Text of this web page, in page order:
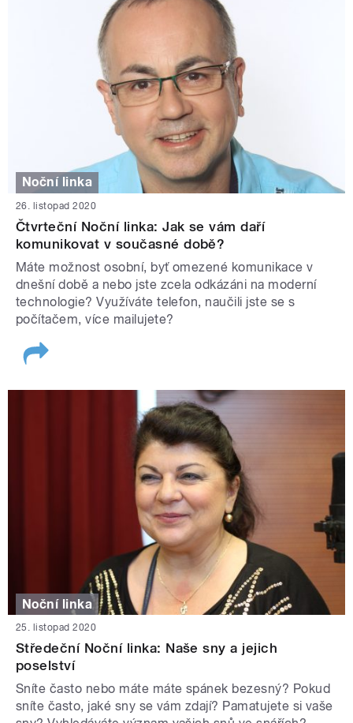
Noční linka
26. listopad 2020
Čtvrteční Noční linka: Jak se vám daří
komunikovat v současné době?
Máte možnost osobní, byť omezené komunikace v
dnešní době a nebo jste zcela odkázáni na moderní
technologie? Využíváte telefon, naučili jste se s
počítačem, více mailujete?
Noční linka
25. listopad 2020
Středeční Noční linka: Naše sny a jejich
poselství
Sníte často nebo máte máte spánek bezesný? Pokud
sníte často, jaké sny se vám zdají? Pamatujete si vaše